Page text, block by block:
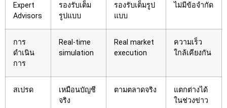
Expert
Advisors
รองรับเต็ม
รูปแบบ
รองรับเต็มรูป
แบบ
ไม่มีข้อจำกัด
การ
ดำเนิน
การ
Real-time
simulation
Real market
execution
ความเร็ว
ใกล้เคียงกัน
สเปรด
เหมือนบัญชี
จริง
ตามตลาดจริง
แตกต่างได้
ในช่วงข่าว